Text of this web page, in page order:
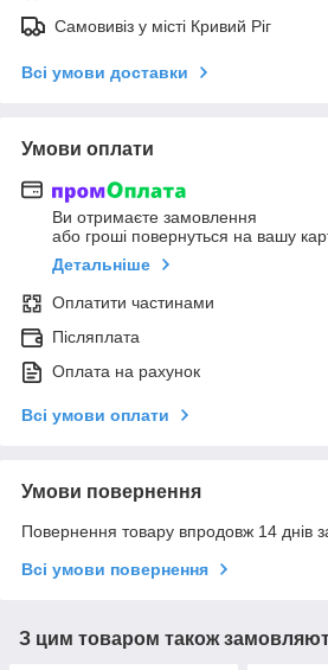
Самовивіз у місті Кривий Ріг
Всі умови доставки
Умови оплати
Ви отримаєте замовлення
або гроші повернуться на вашу
Детальніше
Оплатити частинами
Післяплата
Оплата на рахунок
Всі умови оплати
Умови повернення
Повернення товару впродовж 14 днів
Всі умови повернення
З цим товаром також